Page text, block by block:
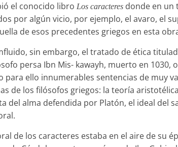
el conocido libro Los caracteres donde en un
por algún vicio, por ejemplo, el avaro, el
de esos precedentes griegos en esta
sin embargo, el tratado de ética
persa Ibn Mis- kawayh, muerto en
para ello innumerables sentencias de muy
de los filósofos griegos: la teoría
del alma defendida por Platón, el ideal del
de los caracteres estaba en el aire de su